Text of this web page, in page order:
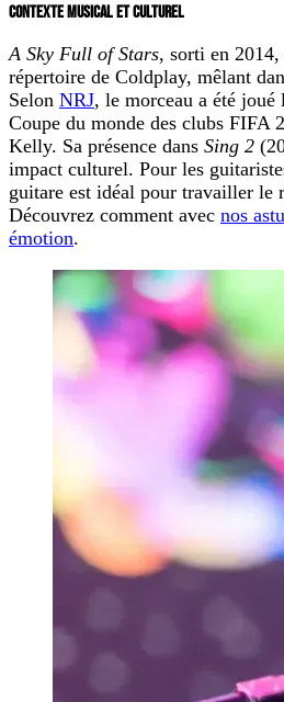
CONTEXTE MUSICAL ET CULTUREL
A Sky Full of Stars, sorti en
répertoire de Coldplay, mêlant
Selon NRJ, le morceau a été
Coupe du monde des clubs FIFA
Kelly. Sa présence dans Sing 2
impact culturel. Pour les
guitare est idéal pour travailler le
Découvrez comment avec nos
émotion.